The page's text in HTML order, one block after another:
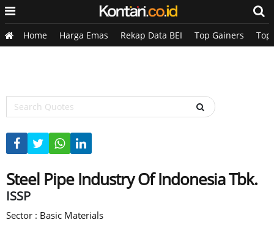
Home Harga Emas Rekap Data BEI Top Gainers Top
Steel Pipe Industry Of Indonesia Tbk.
ISSP
Sector : Basic Materials